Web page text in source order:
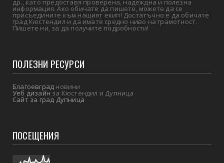
др., като предоставя проверена, надеждна и полезна
информация. Ако обичате да пишете, можете да се
присъедините към нашият екип! Достатъчно е да обичате
град Кюстендил и да имате средно ниво на грамотност.
Пишете ни, за да получите подробности!
ПОЛЕЗНИ РЕСУРСИ
Благоевград новини
Уеб дизайнза Кюстендил и Дупница
Сайт за град Дупница
ПОСЕЩЕНИЯ